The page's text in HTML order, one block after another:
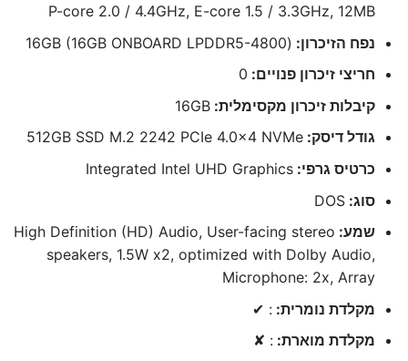
P-core 2.0 / 4.4GHz, E-core 1.5 / 3.3GHz, 12MB
נפח הזיכרון: (16GB (16GB ONBOARD LPDDR5-4800
חריצי זיכרון פנויים: 0
קיבלות זיכרון מקסימלית: 16GB
גודל דיסק: 512GB SSD M.2 2242 PCIe 4.0×4 NVMe
כרטיס גרפי: Integrated Intel UHD Graphics
סוג: DOS
שמע: High Definition (HD) Audio, User-facing stereo
speakers, 1.5W x2, optimized with Dolby Audio,
Microphone: 2x, Array
מקלדת נומרית: : ✔
מקלדת מוארת: : ✘